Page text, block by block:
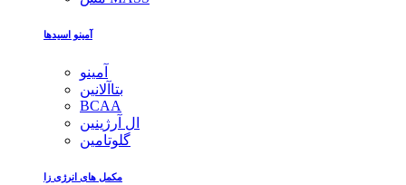
آمینو اسیدها
آمینو
بتاآلانین
BCAA
ال آرژینین
گلوتامین
مکمل های انرژی زا